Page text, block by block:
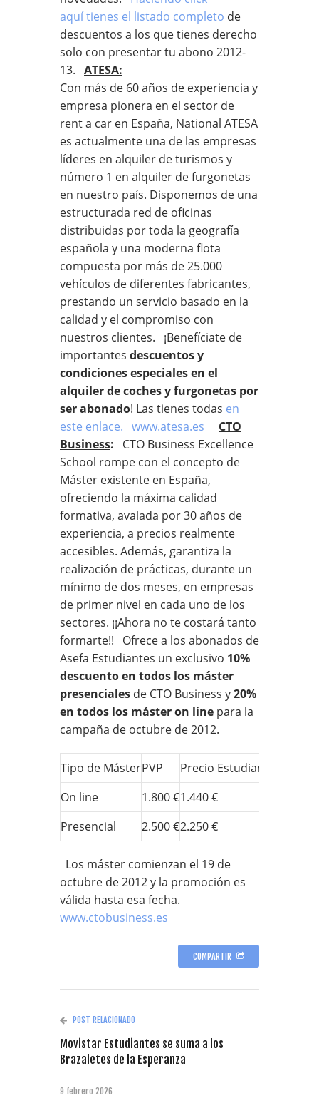
aquí tienes el listado completo de
descuentos a los que tienes derecho
solo con presentar tu abono 2012-
13. ATESA:
Con más de 60 años de experiencia y
empresa pionera en el sector de
rent a car en España, National ATESA
es actualmente una de las empresas
líderes en alquiler de turismos y
número 1 en alquiler de furgonetas
en nuestro país. Disponemos de una
estructurada red de oficinas
distribuidas por toda la geografía
española y una moderna flota
compuesta por más de 25.000
vehículos de diferentes fabricantes,
prestando un servicio basado en la
calidad y el compromiso con
nuestros clientes. ¡Benefíciate de
importantes descuentos y
condiciones especiales en el
alquiler de coches y furgonetas por
ser abonado! Las tienes todas en
este enlace. www.atesa.es
CTO
Business:
CTO Business Excellence
School rompe con el concepto de
Máster existente en España,
ofreciendo la máxima calidad
formativa, avalada por 30 años de
experiencia, a precios realmente
accesibles. Además, garantiza la
realización de prácticas, durante un
mínimo de dos meses, en empresas
de primer nivel en cada uno de los
sectores. ¡¡Ahora no te costará tanto
formarte!! Ofrece a los abonados de
Asefa Estudiantes un exclusivo 10%
descuento en todos los máster
presenciales de CTO Business y20%
en todos los máster on line para la
campaña de octubre de 2012.
Tipo de MásterPVP
Precio Estudiantes
On line
1.800 €1.440 €
Presencial
2.500 €2.250 €
Los máster comienzan el 19 de
octubre de 2012 y la promoción es
válida hasta esa fecha.
www.ctobusiness.es
COMPARTIR
POST RELACIONADO
Movistar Estudiantes se suma a los
Brazaletes de la Esperanza
9 febrero 2026